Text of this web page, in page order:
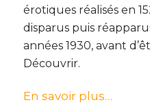
érotiques réalisés en
disparus puis
années 1930, avant
Découvrir.
En savoir plus…